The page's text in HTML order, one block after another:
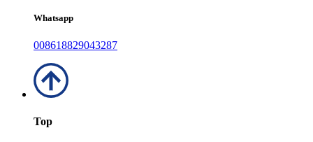
Whatsapp
008618829043287
Top